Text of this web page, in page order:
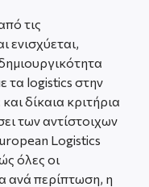
τις
ενισχύεται,
τα logistics στην
δίκαια κριτήρια
των αντίστοιχων
Logistics
όλες οι
ανά περίπτωση, η